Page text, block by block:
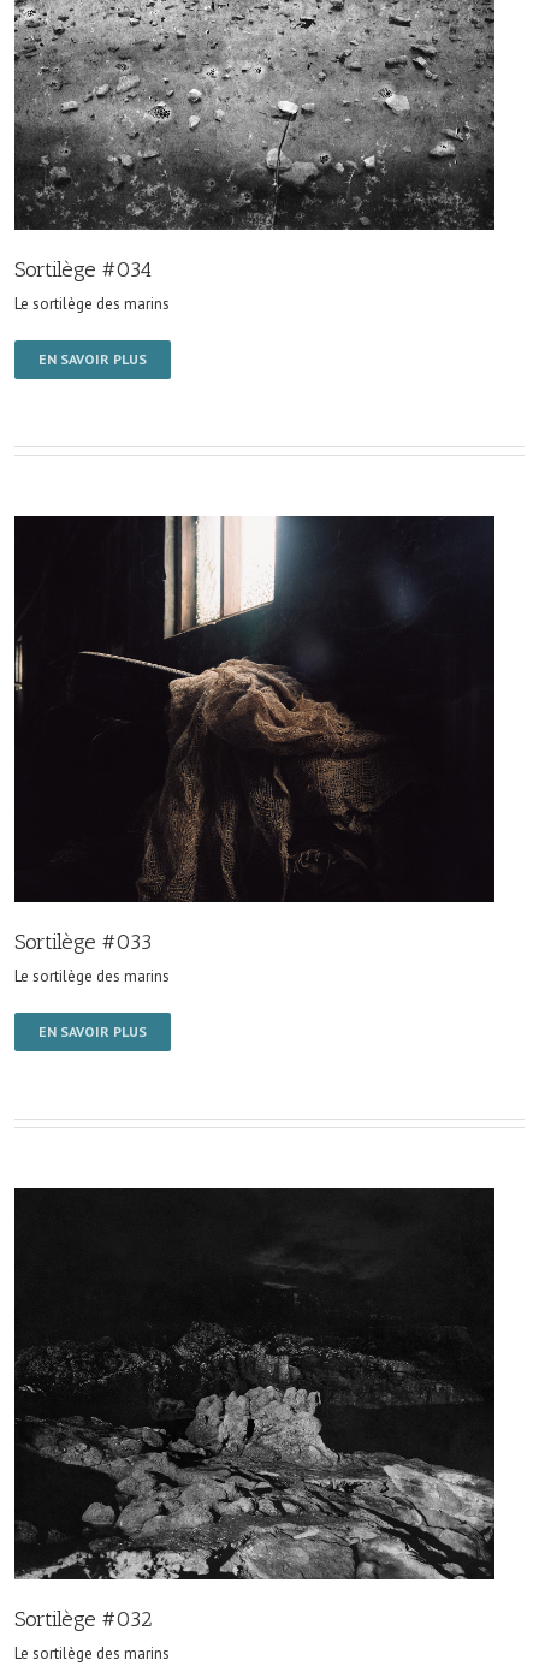
Sortilège #034
Le sortilège des marins
EN SAVOIR PLUS
Sortilège #033
Le sortilège des marins
EN SAVOIR PLUS
Sortilège #032
Le sortilège des marins